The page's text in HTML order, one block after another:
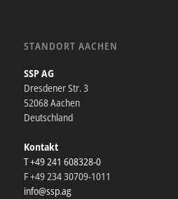
STANDORT AACHEN
SSP AG
Dresdener Str. 3
52068 Aachen
Deutschland
Kontakt
T +49 241 608328-0
F +49 234 30709-1011
info@ssp.ag